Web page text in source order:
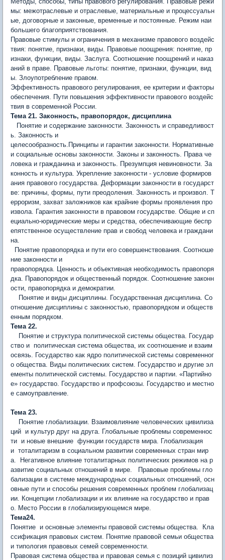
мы: межотраслевые и отраслевые, материальные и процессуальн
ые, договорные и законные, временные и постоянные. Режим наи
большего благоприятствования.
Правовые стимулы и ограничения в механизме правового воздейс
твия: понятие, признаки, виды. Правовые поощрения: понятие, пр
изнаки, функции, виды. Заслуга. Соотношение поощрений и наказ
аний в праве. Правовые льготы: понятие, признаки, функции, вид
ы. Злоупотребление правом.
Эффективность правового регулирования, ее критерии и факторы
обеспечения. Пути повышения эффективности правового воздейс
твия в современной России.
Тема 21. Законность, правопорядок, дисциплина
Понятие и содержание законности. Законность и справедливост
ь. Законность и
целесообразность.Принципы и гарантии законности. Нормативные
и социальные основы законности. Законы и законность. Права че
ловека и гражданина и законность. Презумпция невиновности. За
конность и культура. Укрепление законности ‑ условие формиров
ания правового государства. Деформации законности в государст
ве: причины, формы, пути преодоления. Законность и произвол. Т
ерроризм, захват заложников как крайние формы проявления про
извола. Гарантия законности в правовом государстве. Общие и сп
ециально-юридические меры и средства, обеспечивающие беспр
епятственное осуществление прав и свобод человека и граждани
на.
Понятие правопорядка и пути его совершенствования. Соотноше
ние законности и
правопорядка. Ценность и объективная необходимость правопоря
дка. Правопорядок и общественный порядок. Соотношение законн
ости, правопорядка и демократии.
Понятие и виды дисциплины. Государственная дисциплина. Со
отношение дисциплины с законностью, правопорядком и обществ
енным порядком.
Тема 22.
Понятие и структура политической системы общества. Государ
ство и политическая система общества, их соотношение и взаим
освязь. Государство как ядро политической системы современног
о общества. Виды политических систем. Государство и другие эл
ементы политической системы. Государство и партии. «Партийно
е» государство. Государство и профсоюзы. Государство и местно
е самоуправление.
Тема 23.
Понятие глобализации. Взаимовлияние человеческих цивилиза
ций и культур друг на друга. Глобальные проблемы современнос
ти и новые внешние функции государств мира. Глобализация
и тоталитаризм в социальном развитии современных стран мир
а. Негативное влияние тоталитарных политических режимов на р
азвитие социальных отношений в мире. Правовые проблемы гло
бализации в системе международных социальных отношений, осн
овные пути и способы решения современных проблем глобализац
ии. Концепции глобализации и их влияние на государство и прав
о. Место России в глобализирующемся мире.
Тема24.
Понятие и основные элементы правовой системы общества. Кла
ссификация правовых систем. Понятие правовой семьи общества
и типология правовых семей современности.
Правовая система общества и правовая семья с позиций цивилиз